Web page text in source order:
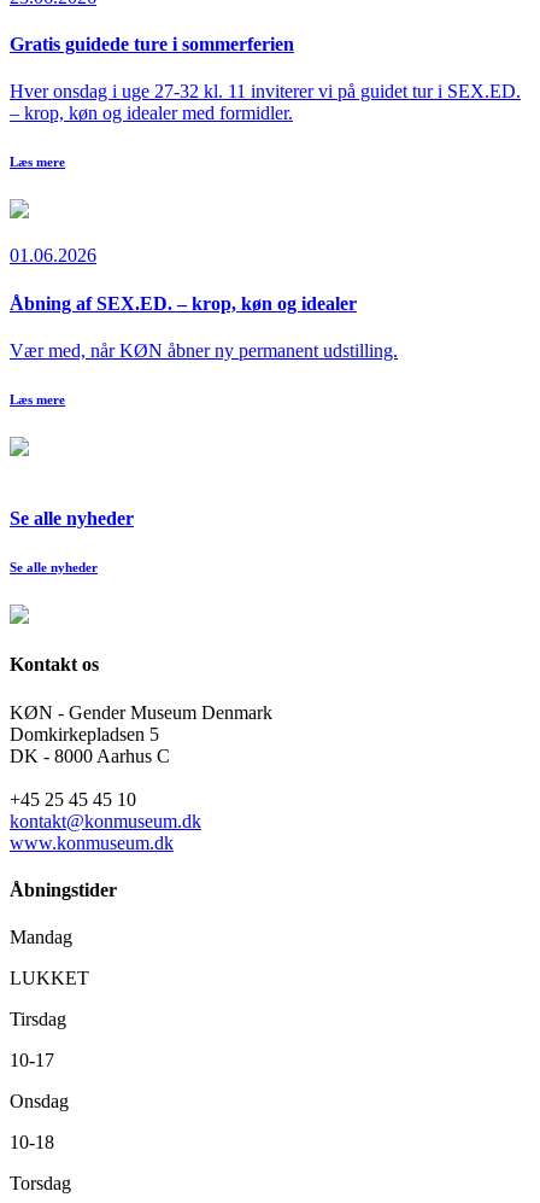
Gratis guidede ture i sommerferien
Hver onsdag i uge 27-32 kl. 11 inviterer vi på guidet tur i SEX.ED.
– krop, køn og idealer med formidler.
Læs mere
01.06.2026
Åbning af SEX.ED. – krop, køn og idealer
Vær med, når KØN åbner ny permanent udstilling.
Læs mere
Se alle nyheder
Se alle nyheder
Kontakt os
KØN - Gender Museum Denmark
Domkirkepladsen 5
DK - 8000 Aarhus C
+45 25 45 45 10
kontakt@konmuseum.dk
www.konmuseum.dk
Åbningstider
Mandag
LUKKET
Tirsdag
10-17
Onsdag
10-18
Torsdag